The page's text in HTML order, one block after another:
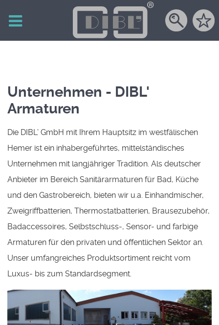
Unternehmen - DIBL'
Armaturen
Die DIBL’ GmbH mit Ihrem Hauptsitz im westfälischen
Hemer ist ein inhabergeführtes, mittelständisches
Unternehmen mit langjähriger Tradition. Als deutscher
Anbieter im Bereich Sanitärarmaturen für Bad, Küche
und den Gastrobereich, bieten wir u.a. Einhandmischer,
Zweigriffbatterien, Thermostatbatterien, Brausezubehör,
Badaccessoires, Selbstschluss-, Sensor- und farbige
Armaturen für den privaten und öffentlichen Sektor an.
Unser umfangreiches Produktsortiment reicht vom
Luxus- bis zum Standardsegment.